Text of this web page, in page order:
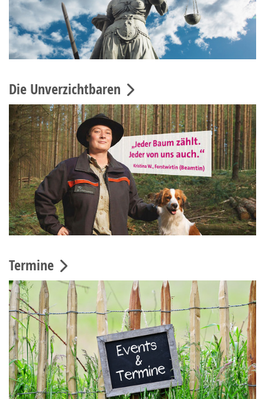
Die Unverzichtbaren
Termine